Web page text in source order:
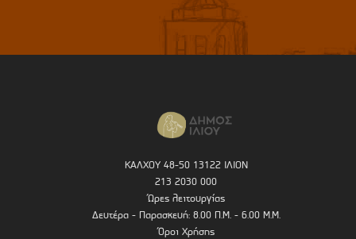
ΚΑΛΧΟΥ 48-50 13122 ΙΛΙΟΝ
213 2030 000
Ώρες λειτουργίας
Δευτέρα - Παρασκευή: 8.00 Π.Μ. - 6.00 Μ.Μ.
Όροι Χρήσης